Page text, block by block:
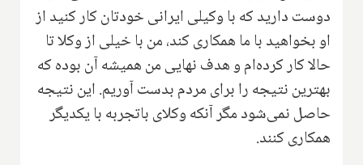
دوست دارید که با وکیلی ایرانی خودتان کار کنید از
او بخواهید با ما همکاری کند، من با خیلی از وکلا تا
حالا کار کرده‌ام و هدف نهایی من همیشه آن بوده که
بهترین نتیجه را برای مردم بدست آوریم. این نتیجه
حاصل نمی‌شود مگر آنکه وکلای باتجربه با یکدیگر
همکاری کنند.